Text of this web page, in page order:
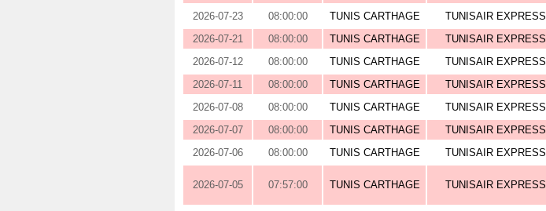
2026-07-23
08:00:00 TUNIS CARTHAGE TUNISAIR EXPRESS
2026-07-21
08:00:00 TUNIS CARTHAGE TUNISAIR EXPRESS
2026-07-12
08:00:00 TUNIS CARTHAGE TUNISAIR EXPRESS
2026-07-11
08:00:00 TUNIS CARTHAGE TUNISAIR EXPRESS
2026-07-08
08:00:00 TUNIS CARTHAGE TUNISAIR EXPRESS
2026-07-07
08:00:00 TUNIS CARTHAGE TUNISAIR EXPRESS
2026-07-06
08:00:00 TUNIS CARTHAGE TUNISAIR EXPRESS
2026-07-05 07:57:00 TUNIS CARTHAGE TUNISAIR EXPRESS